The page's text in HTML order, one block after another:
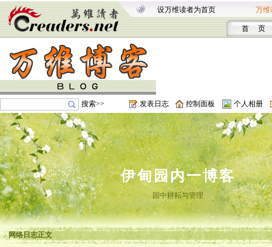
设万维读者为首页 万维
首 页
搜索>> 发表日志 控制面板 个人相册
伊甸园内一博客
园中耕耘与管理
网络日志正文